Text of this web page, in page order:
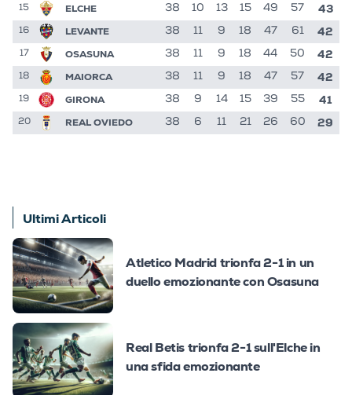
15 ELCHE 38 10 13 15 49 57 43
16 LEVANTE 38 11 9 18 47 61 42
17 OSASUNA 38 11 9 18 44 50 42
18 MAIORCA 38 11 9 18 47 57 42
19 GIRONA 38 9 14 15 39 55 41
20 REAL OVIEDO 38 6 11 21 26 60 29
Ultimi Articoli
Atletico Madrid trionfa 2-1 in un
duello emozionante con Osasuna
Real Betis trionfa 2-1 sull'Elche in
una sfida emozionante